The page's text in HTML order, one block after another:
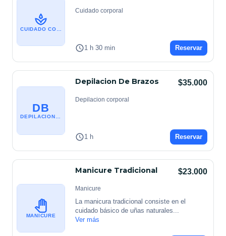
Cuidado corporal
1 h 30 min Reservar
DB
Depilacion De Brazos $35.000
Depilacion corporal
1 h Reservar
MANICURE
Manicure Tradicional $23.000
Manicure
La manicura tradicional consiste en el
cuidado básico de uñas naturales...
Ver más